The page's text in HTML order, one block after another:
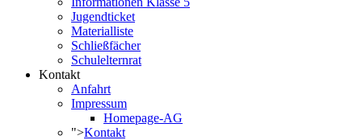
Jugendticket
Materialliste
Schließfächer
Schulelternrat
Kontakt
Anfahrt
Impressum
Homepage-AG
">Kontakt